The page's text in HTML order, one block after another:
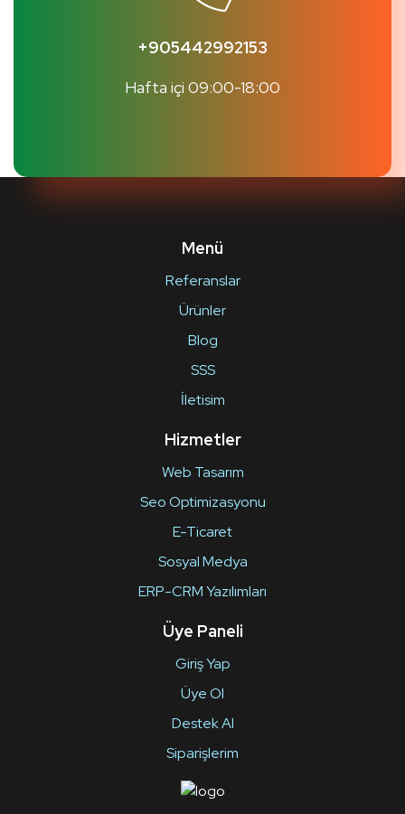
+905442992153
Hafta içi 09:00-18:00
Menü
Referanslar
Ürünler
Blog
SSS
İletisim
Hizmetler
Web Tasarım
Seo Optimizasyonu
E-Ticaret
Sosyal Medya
ERP-CRM Yazılımları
Üye Paneli
Giriş Yap
Üye Ol
Destek Al
Siparişlerim